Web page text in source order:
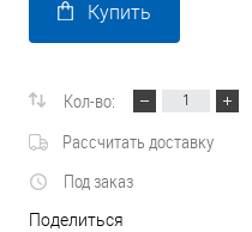
Купить
Кол-во:
Рассчитать доставку
Под заказ
Поделиться